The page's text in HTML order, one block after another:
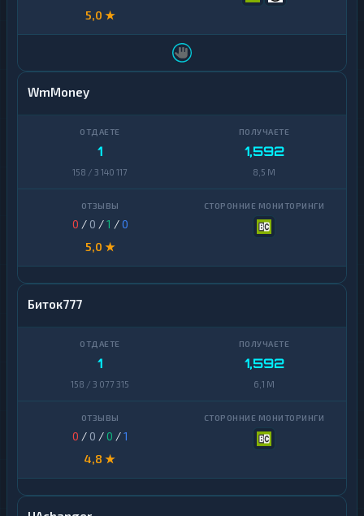
5,0 ★
WmMoney
1
158 / 3 140 117
1,592
8,5 M
0 / 0 /1 /0
5,0 ★
Биток777
1
158 / 3 077 315
1,592
6,1 M
0 / 0 /0 /1
4,8 ★